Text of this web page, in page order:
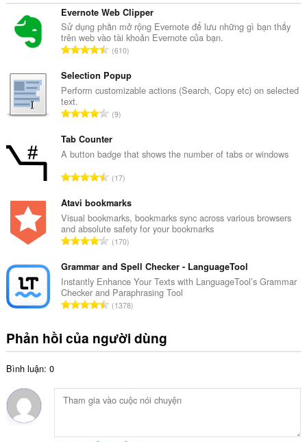
Evernote Web Clipper
Sử dụng phần mở rộng Evernote để lưu những gì bạn thấy
trên web vào tài khoản Evernote của bạn.
T
n
g
ố
ế
p
h
ạ
n
g
:
610
Selection Popup
Perform customizable actions (Search, Copy etc) on selected
text.
T
n
g
ố
ế
p
h
ạ
n
g
:
9
Tab Counter
A button badge that shows the number of tabs or windows
T
n
g
s
ố
ế
p
h
ạ
g
:
17
Atavi bookmarks
Visual bookmarks, bookmarks sync across various browsers
and absolute safety for your bookmarks
T
n
g
s
ố
ế
p
n
g
170
Grammar and Spell Checker - LanguageTool
Instantly Enhance Your Texts with LanguageTool’s Grammar
Checker and Paraphrasing Tool
T
g
x
ế
1378
Phản hồi của người dùng
Bình luận: 0